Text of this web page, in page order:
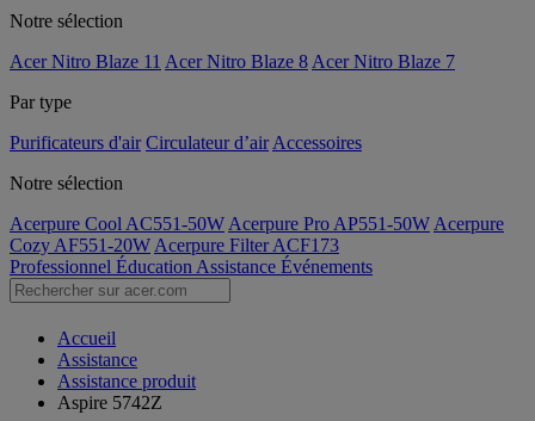
Notre sélection
Acer Nitro Blaze 11 Acer Nitro Blaze 8 Acer Nitro Blaze 7
Par type
Purificateurs d'air Circulateur d’air Accessoires
Notre sélection
Acerpure Cool AC551-50W Acerpure Pro AP551-50W Acerpure
Cozy AF551-20W Acerpure Filter ACF173
Professionnel Éducation Assistance Événements
Accueil
Assistance
Assistance produit
Aspire 5742Z